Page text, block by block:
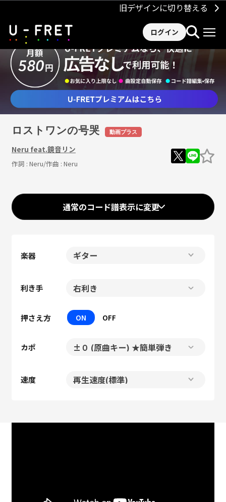
旧デザインに切り替える
ログイン
ロストワンの号哭 動画プラス
Neru feat.鏡音リン
作詞 : Neru/作曲 : Neru
通常のコード譜表示に変更
楽器
利き手
押さえ方 ON OFF
カポ
速度